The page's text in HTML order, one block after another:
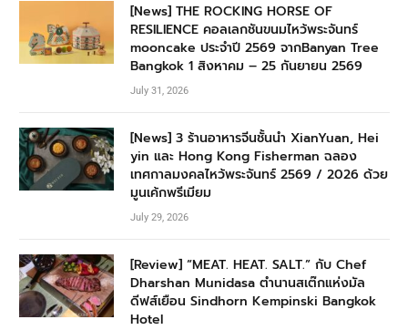
[News] THE ROCKING HORSE OF
RESILIENCE คอลเลกชันขนมไหว้พระจันทร์
mooncake ประจำปี 2569 จากBanyan Tree
Bangkok 1 สิงหาคม – 25 กันยายน 2569
July 31, 2026
[News] 3 ร้านอาหารจีนชั้นนำ XianYuan, Hei
yin และ Hong Kong Fisherman ฉลอง
เทศกาลมงคลไหว้พระจันทร์ 2569 / 2026 ด้วย
มูนเค้กพรีเมียม
July 29, 2026
[Review] “MEAT. HEAT. SALT.” กับ Chef
Dharshan Munidasa ตำนานสเต๊กแห่งมัล
ดีฟส์เยือน Sindhorn Kempinski Bangkok
Hotel